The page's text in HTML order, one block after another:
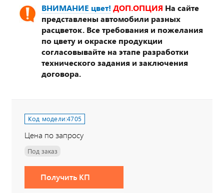
ВНИМАНИЕ цвет! ДОП.ОПЦИЯ На сайте
представлены автомобили разных
расцветок. Все требования и пожелания
по цвету и окраске продукции
согласовывайте на этапе разработки
технического задания и заключения
договора.
Код модели:4705
Цена по запросу
Под заказ
Получить КП